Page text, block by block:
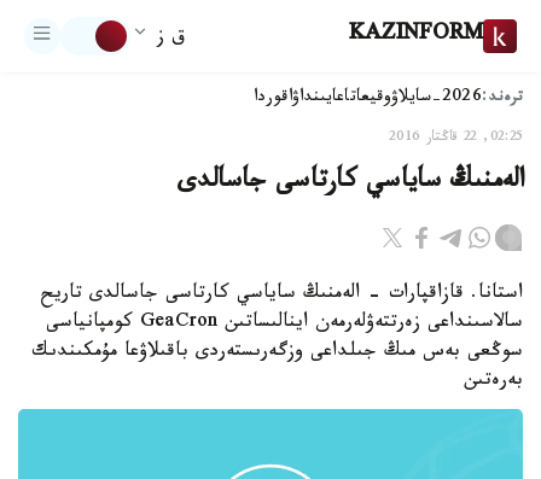
KAZINFORM ق ز
ترەند:2026-سايلاۋ وقيعاتاعايىنداۋاقوردا
02:25, 22 قاڭتار 2016
الەمنىڭ ساياسي كارتاسى جاسالدى
استانا. قازاقپارات - الەمنىڭ ساياسي كارتاسى جاسالدى تاريح
سالاسىنداعى زەرتتەۋلەرمەن اينالىساتىن GeaCron كومپانياسى
سوڭعى بەس مىڭ جىلداعى وزگەرىستەردى باقىلاۋعا مۇمكىندىك
بەرەتىن